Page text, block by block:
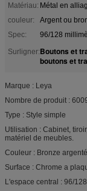
Matériau: Métal en
couleur:
Argent ou
Spec:
96/128
Surligner:Boutons et
boutons et
Marque : Leya
Nombre de produit :
Type : Style simple
Utilisation : Cabinet,
matériel de meubles.
Couleur : Bronze
Surface : Chrome a
L'espace central : 96/